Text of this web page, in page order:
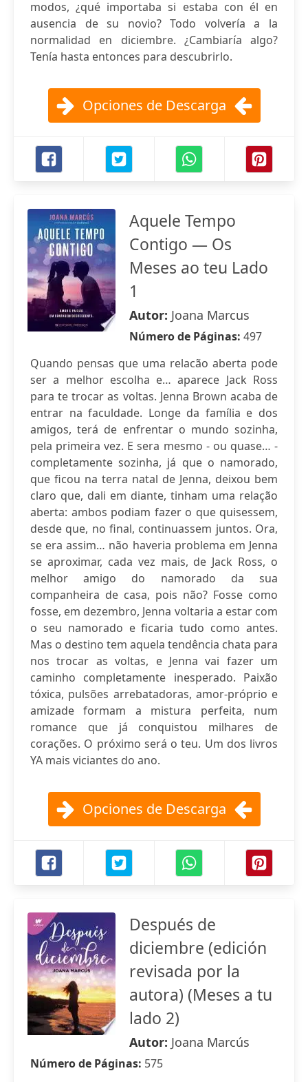
modos, ¿qué importaba si estaba con él en
ausencia de su novio? Todo volvería a la
normalidad en diciembre. ¿Cambiaría algo?
Tenía hasta entonces para descubrirlo.
Opciones de Descarga
Aquele Tempo
Contigo — Os
Meses ao teu Lado
1
Autor: Joana Marcus
Número de Páginas: 497
Quando pensas que uma relacão aberta pode
ser a melhor escolha e… aparece Jack Ross
para te trocar as voltas. Jenna Brown acaba de
entrar na faculdade. Longe da família e dos
amigos, terá de enfrentar o mundo sozinha,
pela primeira vez. E sera mesmo - ou quase… -
completamente sozinha, já que o namorado,
que ficou na terra natal de Jenna, deixou bem
claro que, dali em diante, tinham uma relação
aberta: ambos podiam fazer o que quisessem,
desde que, no final, continuassem juntos. Ora,
se era assim… não haveria problema em Jenna
se aproximar, cada vez mais, de Jack Ross, o
melhor amigo do namorado da sua
companheira de casa, pois não? Fosse como
fosse, em dezembro, Jenna voltaria a estar com
o seu namorado e ficaria tudo como antes.
Mas o destino tem aquela tendência chata para
nos trocar as voltas, e Jenna vai fazer um
caminho completamente inesperado. Paixão
tóxica, pulsões arrebatadoras, amor-próprio e
amizade formam a mistura perfeita, num
romance que já conquistou milhares de
corações. O próximo será o teu. Um dos livros
YA mais viciantes do ano.
Opciones de Descarga
Después de
diciembre (edición
revisada por la
autora) (Meses a tu
lado 2)
Autor: Joana Marcús
Número de Páginas: 575